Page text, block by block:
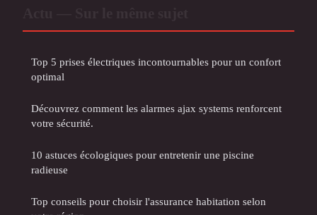
Top 5 prises électriques incontournables pour un confort
optimal
Découvrez comment les alarmes ajax systems renforcent
votre sécurité.
10 astuces écologiques pour entretenir une piscine
radieuse
Top conseils pour choisir l'assurance habitation selon